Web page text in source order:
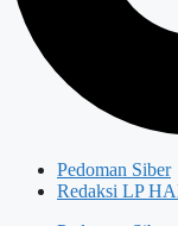
Pedoman Siber
Redaksi LP